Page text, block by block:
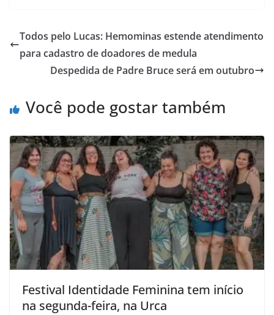
Todos pelo Lucas: Hemominas estende atendimento
para cadastro de doadores de medula
Despedida de Padre Bruce será em outubro
Você pode gostar também
Festival Identidade Feminina tem início
na segunda-feira, na Urca